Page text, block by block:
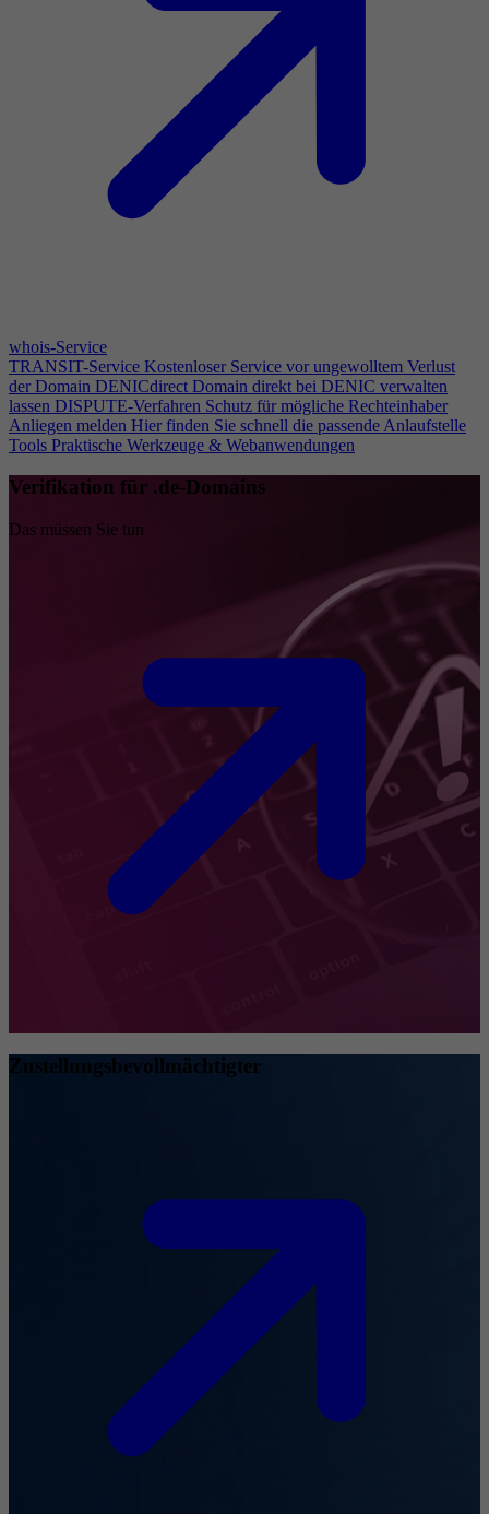
whois-Service
TRANSIT-Service Kostenloser Service vor ungewolltem Verlust
der Domain DENICdirect Domain direkt bei DENIC verwalten
lassen DISPUTE-Verfahren Schutz für mögliche Rechteinhaber
Anliegen melden Hier finden Sie schnell die passende Anlaufstelle
Tools Praktische Werkzeuge & Webanwendungen
Verifikation für .de-Domains
Das müssen Sie tun
Zustellungsbevollmächtigter